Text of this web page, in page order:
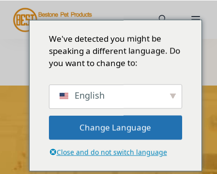
Din tillverkningspartner
Varför välja
Bestone
We've detected you might be
speaking a different language. Do
you want to change to:
English
Change Language
Close and do not switch language